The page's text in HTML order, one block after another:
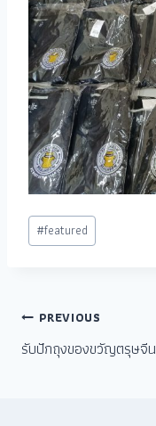
#featured
PREVIOUS
รับปักถุงของขวัญตรุษจีน